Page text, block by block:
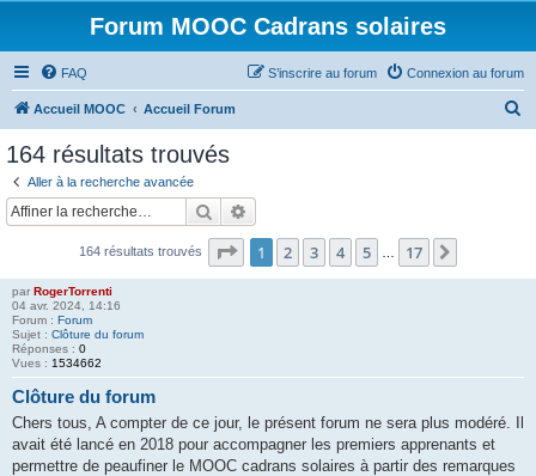
Forum MOOC Cadrans solaires
FAQ Connexion au forum
S’inscrire au forum
Accueil MOOC Accueil Forum
c
164 résultats trouvés
Aller à la recherche avancée
Rechercher
164 résultats trouvés Page 1sur17
1 2 3 4 5 17
par RogerTorrenti
04 avr. 2024, 14:16
Forum : Forum
Sujet : Clôture du forum
Réponses : 0
Vues : 1534662
Clôture du forum
Chers tous, A compter de ce jour, le présent forum ne sera plus modéré. Il
avait été lancé en 2018 pour accompagner les premiers apprenants et
permettre de peaufiner le MOOC cadrans solaires à partir des remarques